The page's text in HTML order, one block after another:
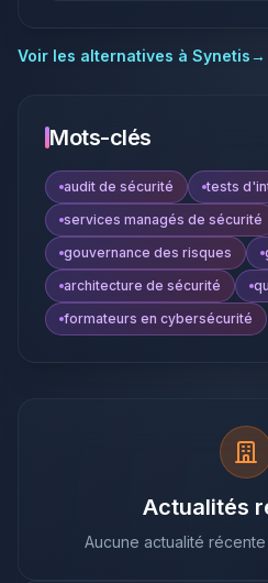
Voir les alternatives à Synetis→
Mots-clés
audit de sécurité tests
services managés de sécurité
gouvernance des risques
architecture de sécurité
formateurs en cybersécurité
Actualités
Aucune actualité